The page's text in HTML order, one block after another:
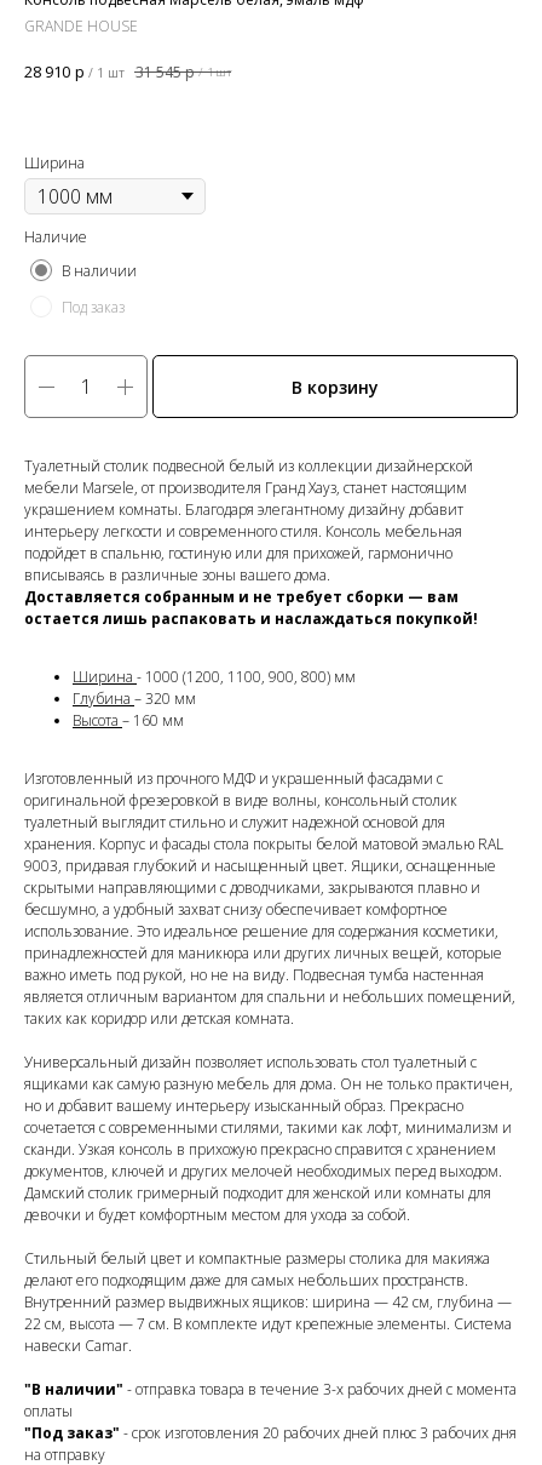
GRANDE HOUSE
28 910 р / 1 шт 31 545р / 1 шт
Ширина
Наличие
В наличии
Под заказ
В корзину
Туалетный столик подвесной белый из коллекции дизайнерской
мебели Marsele, от производителя Гранд Хауз, станет настоящим
украшением комнаты. Благодаря элегантному дизайну добавит
интерьеру легкости и современного стиля. Консоль мебельная
подойдет в спальню, гостиную или для прихожей, гармонично
вписываясь в различные зоны вашего дома.
Доставляется собранным и не требует сборки — вам
остается лишь распаковать и наслаждаться покупкой!
Ширина - 1000 (1200, 1100, 900, 800) мм
Глубина – 320 мм
Высота – 160 мм
Изготовленный из прочного МДФ и украшенный фасадами с
оригинальной фрезеровкой в виде волны, консольный столик
туалетный выглядит стильно и служит надежной основой для
хранения. Корпус и фасады стола покрыты белой матовой эмалью RAL
9003, придавая глубокий и насыщенный цвет. Ящики, оснащенные
скрытыми направляющими с доводчиками, закрываются плавно и
бесшумно, а удобный захват снизу обеспечивает комфортное
использование. Это идеальное решение для содержания косметики,
принадлежностей для маникюра или других личных вещей, которые
важно иметь под рукой, но не на виду. Подвесная тумба настенная
является отличным вариантом для спальни и небольших помещений,
таких как коридор или детская комната.
Универсальный дизайн позволяет использовать стол туалетный с
ящиками как самую разную мебель для дома. Он не только практичен,
но и добавит вашему интерьеру изысканный образ. Прекрасно
сочетается с современными стилями, такими как лофт, минимализм и
сканди. Узкая консоль в прихожую прекрасно справится с хранением
документов, ключей и других мелочей необходимых перед выходом.
Дамский столик гримерный подходит для женской или комнаты для
девочки и будет комфортным местом для ухода за собой.
Стильный белый цвет и компактные размеры столика для макияжа
делают его подходящим даже для самых небольших пространств.
Внутренний размер выдвижных ящиков: ширина — 42 см, глубина —
22 см, высота — 7 см. В комплекте идут крепежные элементы. Система
навески Camar.
"В наличии" - отправка товара в течение 3-х рабочих дней с момента
оплаты
"Под заказ" - срок изготовления 20 рабочих дней плюс 3 рабочих дня
на отправку